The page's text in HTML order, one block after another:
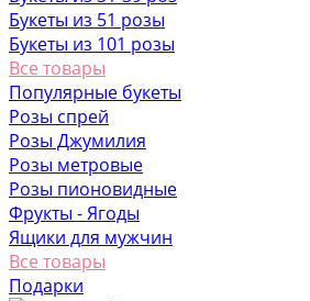
Букеты из 51 розы
Букеты из 101 розы
Все товары
Популярные букеты
Розы спрей
Розы Джумилия
Розы метровые
Розы пионовидные
Фрукты - Ягоды
Ящики для мужчин
Все товары
Подарки